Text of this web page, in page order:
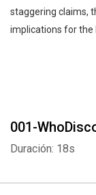
staggering claims,
implications for the
001-
Duración: 18s